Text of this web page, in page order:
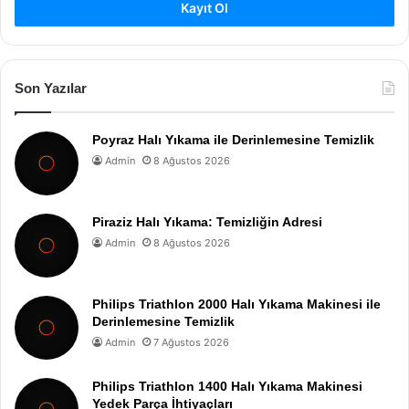
Kayıt Ol
Son Yazılar
Poyraz Halı Yıkama ile Derinlemesine Temizlik
Admin 8 Ağustos 2026
Piraziz Halı Yıkama: Temizliğin Adresi
Admin 8 Ağustos 2026
Philips Triathlon 2000 Halı Yıkama Makinesi ile
Derinlemesine Temizlik
Admin 7 Ağustos 2026
Philips Triathlon 1400 Halı Yıkama Makinesi
Yedek Parça İhtiyaçları